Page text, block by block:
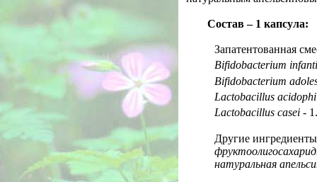
Состав – 1 капсула:
Запатентованная
Bifidobacterium
Bifidobacterium
Lactobacillus
Lactobacillus casei -
Другие
натуральная